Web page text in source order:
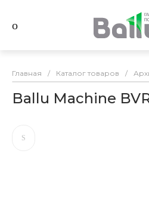
Главная / Каталог товаров /
Ballu Machine